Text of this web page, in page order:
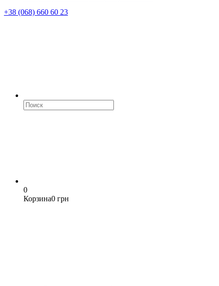
+38 (068) 660 60 23
0
Корзина0 грн